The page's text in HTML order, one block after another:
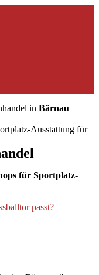
in Bärnau
Ausstattung für
für Sportplatz-